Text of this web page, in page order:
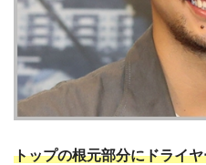
トップの根元部分にドライ